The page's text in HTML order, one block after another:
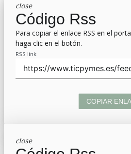
close
Código Rss
Para copiar el enlace RSS en el
haga clic en el botón.
RSS link
COPIAR
close